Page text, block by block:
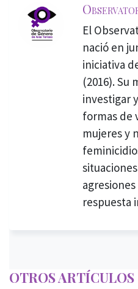
El
nació en
iniciativa
(2016). Su
investigar
formas de
mujeres y
respuesta
OTROS ARTÍCULOS